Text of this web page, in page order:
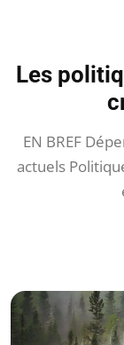
Les
EN BREF
actuels